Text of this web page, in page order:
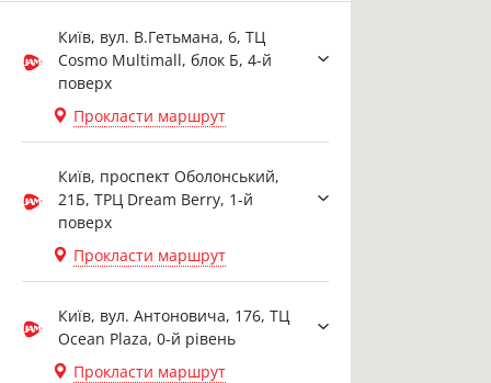
Київ, вул. В.Гетьмана, 6, ТЦ
Cosmo Multimall, блок Б, 4-й
поверх
Прокласти маршрут
Київ, проспект Оболонський,
21Б, ТРЦ Dream Berry, 1-й
поверх
Прокласти маршрут
Київ, вул. Антоновича, 176, ТЦ
Ocean Plaza, 0-й рівень
Прокласти маршрут